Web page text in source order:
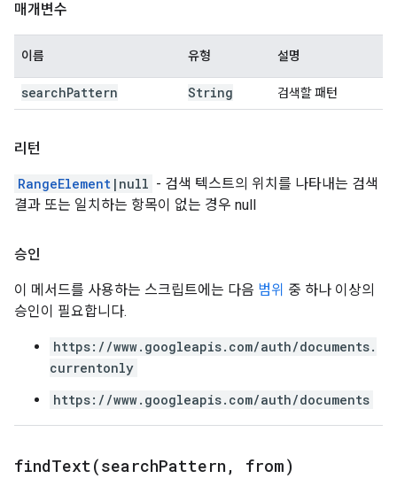
매개변수
이름 유형 설명
searchPattern String 검색할 패턴
리턴
RangeElement |null - 검색 텍스트의 위치를 나타내는 검색
결과 또는 일치하는 항목이 없는 경우 null
승인
이 메서드를 사용하는 스크립트에는 다음 범위 중 하나 이상의
승인이 필요합니다.
https://www.googleapis.com/auth/documents.
currentonly
https://www.googleapis.com/auth/documents
findText(searchPattern , from)